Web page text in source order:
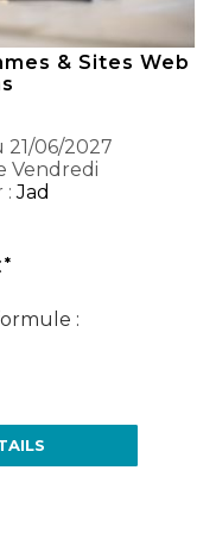
& Sites Web
21/06/2027
Vendredi
:Jad
: